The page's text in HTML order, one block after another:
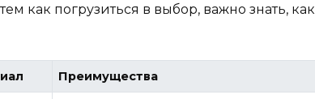
как погрузиться в выбор, важно знать,
Преимущества